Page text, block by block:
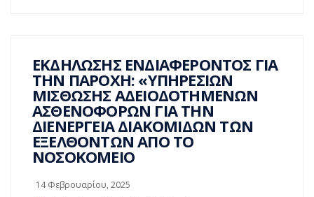
ΕΚΔΗΛΩΣΗΣ ΕΝΔΙΑΦΕΡΟΝΤΟΣ ΓΙΑ
ΤΗΝ ΠΑΡΟΧΗ: «ΥΠΗΡΕΣΙΩΝ
ΜΙΣΘΩΣΗΣ ΑΔΕΙΟΔΟΤΗΜΕΝΩΝ
ΑΣΘΕΝΟΦΟΡΩΝ ΓΙΑ ΤΗΝ
ΔΙΕΝΕΡΓΕΙΑ ΔΙΑΚΟΜΙΔΩΝ ΤΩΝ
ΕΞΕΛΘΟΝΤΩΝ ΑΠΟ ΤΟ
ΝΟΣΟΚΟΜΕΙΟ
14 Φεβρουαρίου, 2025